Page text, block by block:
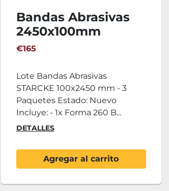
Bandas Abrasivas
2450x100mm
STARCKE - 30ud.
€165
Lote Bandas Abrasivas
STARCKE 100x2450 mm - 3
Paquetes Estado: Nuevo
Incluye: - 1x Forma 260 B...
DETALLES
Agregar al carrito